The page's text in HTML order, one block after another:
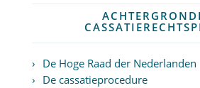
De Hoge Raad der Nederlanden
De cassatieprocedure